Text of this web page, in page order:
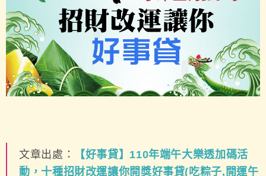
文章出處：
【好事貸】110年端午大樂透加碼活
動，十種招財改運讓你開獎好事貸(吃粽子,開運午